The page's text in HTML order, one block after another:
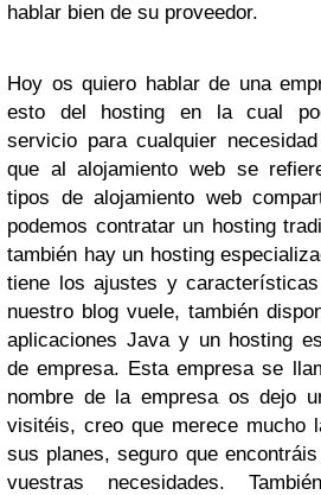
hablar bien de su proveedor.
Hoy os quiero hablar de una
esto del hosting en la cual
servicio para cualquier
que al alojamiento web se
tipos de alojamiento web
podemos contratar un hosting
también hay un hosting
tiene los ajustes y
nuestro blog vuele, también
aplicaciones Java y un hosting
de empresa. Esta empresa se
nombre de la empresa os dejo
visitéis, creo que merece mucho
sus planes, seguro que
vuestras necesidades.